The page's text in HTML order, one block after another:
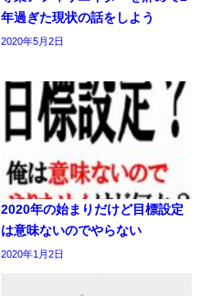
年過ぎた現状の話をしよう
2020年5月2日
2020年の始まりだけど目標設定
は意味ないのでやらない
2020年1月2日